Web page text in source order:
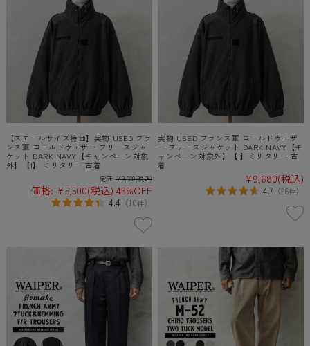
【スモールサイズ特価】実物 USED フラ
ンス軍 コールドウェザー フリースジャ
ケット DARK NAVY【キャンペーン対象
外】【I】 ミリタリー 古着
定価: ¥9,680(税込)
価格: ¥5,500(税込) 43%OFF
4.4（10件）
実物 USED フランス軍 コールドウェザ
ー フリースジャケット DARK NAVY【キ
ャンペーン対象外】【I】ミリタリー 古
着
¥9,680(税込)
4.7 （26件）